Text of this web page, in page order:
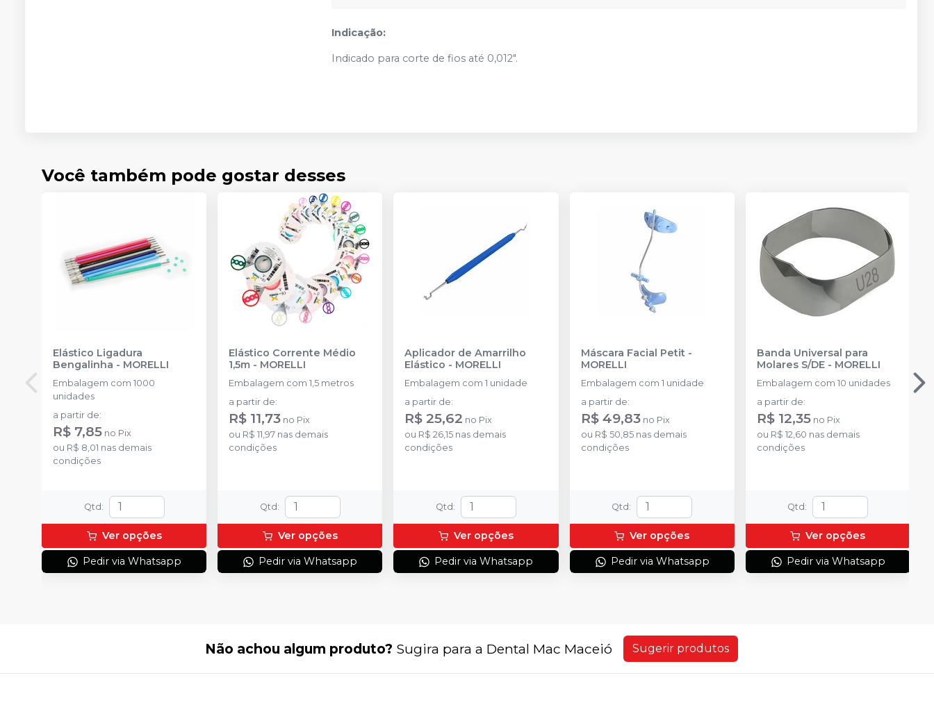
Indicação:
Indicado para corte de fios até 0,012".
Você também pode gostar desses
Elástico Ligadura
Bengalinha - MORELLI
Embalagem com 1000
unidades
a partir de:
R$ 7,85 no Pix
ou R$ 8,01 nas demais
condições
Qtd :
Ver opções
Pedir via Whatsapp
Elástico Corrente Médio
1,5m - MORELLI
Embalagem com 1,5 metros
a partir de:
R$ 11,73 no Pix
ou R$ 11,97 nas demais
condições
Qtd :
Ver opções
Pedir via Whatsapp
Aplicador de Amarrilho
Elástico - MORELLI
Embalagem com 1 unidade
a partir de:
R$ 25,62 no Pix
ou R$ 26,15 nas demais
condições
Qtd :
Ver opções
Pedir via Whatsapp
Máscara Facial Petit-
MORELLI
Embalagem com 1 unidade
a partir de:
R$ 49,83 no Pix
ou R$ 50,85nas demais
condições
Qtd :
Ver opções
Pedir via Whatsapp
Banda Universal para
Molares S/DE- MORELLI
Embalagem com 10 unidades
a partir de:
R$ 12,35 no Pix
ou R$ 12,60 nas demais
condições
Qtd :
Ver opções
Pedir via Whatsapp
Não achou algum produto? Sugira para a Dental Mac Maceió Sugerir produtos